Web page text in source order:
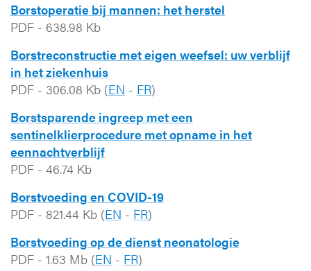
Borstoperatie bij mannen: het herstel
PDF - 638.98 Kb
Borstreconstructie met eigen weefsel: uw verblijf
in het ziekenhuis
PDF - 306.08 Kb (EN - FR)
Borstsparende ingreep met een
sentinelklierprocedure met opname in het
eennachtverblijf
PDF - 46.74 Kb
Borstvoeding en COVID-19
PDF - 821.44 Kb (EN - FR)
Borstvoeding op de dienst neonatologie
PDF - 1.63 Mb (EN - FR)